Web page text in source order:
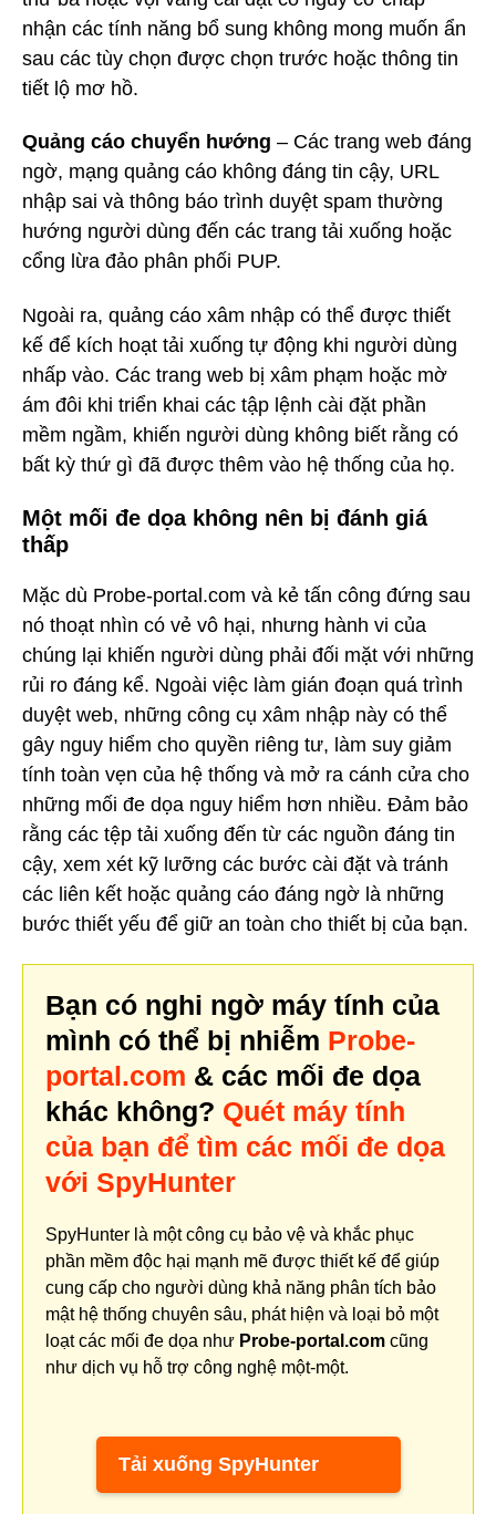
nhận các tính năng bổ sung không mong muốn ẩn
sau các tùy chọn được chọn trước hoặc thông tin
tiết lộ mơ hồ.
Quảng cáo chuyển hướng – Các trang web đáng
ngờ, mạng quảng cáo không đáng tin cậy, URL
nhập sai và thông báo trình duyệt spam thường
hướng người dùng đến các trang tải xuống hoặc
cổng lừa đảo phân phối PUP.
Ngoài ra, quảng cáo xâm nhập có thể được thiết
kế để kích hoạt tải xuống tự động khi người dùng
nhấp vào. Các trang web bị xâm phạm hoặc mờ
ám đôi khi triển khai các tập lệnh cài đặt phần
mềm ngầm, khiến người dùng không biết rằng có
bất kỳ thứ gì đã được thêm vào hệ thống của họ.
Một mối đe dọa không nên bị đánh giá
thấp
Mặc dù Probe-portal.com và kẻ tấn công đứng sau
nó thoạt nhìn có vẻ vô hại, nhưng hành vi của
chúng lại khiến người dùng phải đối mặt với những
rủi ro đáng kể. Ngoài việc làm gián đoạn quá trình
duyệt web, những công cụ xâm nhập này có thể
gây nguy hiểm cho quyền riêng tư, làm suy giảm
tính toàn vẹn của hệ thống và mở ra cánh cửa cho
những mối đe dọa nguy hiểm hơn nhiều. Đảm bảo
rằng các tệp tải xuống đến từ các nguồn đáng tin
cậy, xem xét kỹ lưỡng các bước cài đặt và tránh
các liên kết hoặc quảng cáo đáng ngờ là những
bước thiết yếu để giữ an toàn cho thiết bị của bạn.
Bạn có nghi ngờ máy tính của
mình có thể bị nhiễm Probe-
portal.com & các mối đe dọa
khác không? Quét máy tính
của bạn để tìm các mối đe dọa
với SpyHunter
SpyHunter là một công cụ bảo vệ và khắc phục
phần mềm độc hại mạnh mẽ được thiết kế để giúp
cung cấp cho người dùng khả năng phân tích bảo
mật hệ thống chuyên sâu, phát hiện và loại bỏ một
loạt các mối đe dọa như Probe-portal.com cũng
như dịch vụ hỗ trợ công nghệ một-một.
Tải xuống SpyHunter